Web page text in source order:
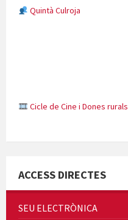
Quintà Culroja
Cicle de Cine i Dones rurals
ACCESS DIRECTES
SEU ELECTRÒNICA